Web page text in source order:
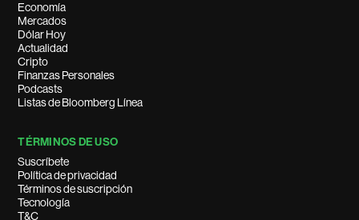
Economía
Mercados
Dólar Hoy
Actualidad
Cripto
Finanzas Personales
Podcasts
Listas de Bloomberg Línea
TÉRMINOS DE USO
Suscríbete
Política de privacidad
Términos de suscripción
Tecnología
T&C